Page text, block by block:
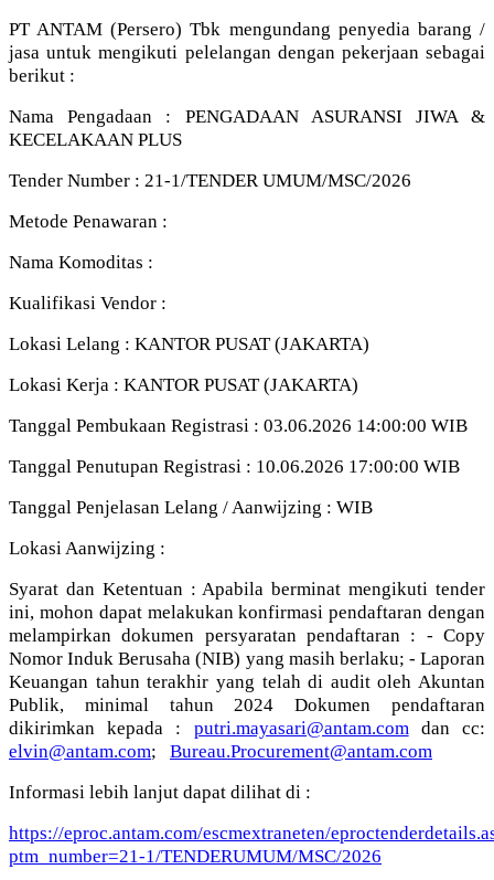
PT ANTAM (Persero) Tbk mengundang penyedia barang /
jasa untuk mengikuti pelelangan dengan pekerjaan sebagai
berikut :
Nama Pengadaan : PENGADAAN ASURANSI JIWA &
KECELAKAAN PLUS
Tender Number : 21-1/TENDER UMUM/MSC/2026
Metode Penawaran :
Nama Komoditas :
Kualifikasi Vendor :
Lokasi Lelang : KANTOR PUSAT (JAKARTA)
Lokasi Kerja : KANTOR PUSAT (JAKARTA)
Tanggal Pembukaan Registrasi : 03.06.2026 14:00:00 WIB
Tanggal Penutupan Registrasi : 10.06.2026 17:00:00 WIB
Tanggal Penjelasan Lelang / Aanwijzing : WIB
Lokasi Aanwijzing :
Syarat dan Ketentuan : Apabila berminat mengikuti tender
ini, mohon dapat melakukan konfirmasi pendaftaran dengan
melampirkan dokumen persyaratan pendaftaran : - Copy
Nomor Induk Berusaha (NIB) yang masih berlaku; - Laporan
Keuangan tahun terakhir yang telah di audit oleh Akuntan
Publik, minimal tahun 2024 Dokumen pendaftaran
dikirimkan kepada : putri.mayasari@antam.com dan cc:
elvin@antam.com; Bureau.Procurement@antam.com
Informasi lebih lanjut dapat dilihat di :
https://eproc.antam.com/escmextraneten/
ptm_number=21-1/TENDERUMUM/MSC/2026